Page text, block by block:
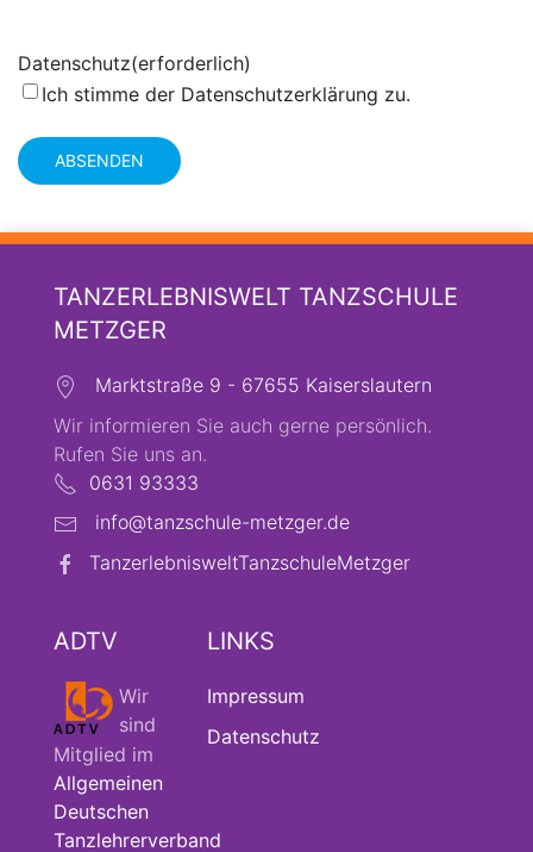
Datenschutz(erforderlich)
Ich stimme der Datenschutzerklärung zu.
TANZERLEBNISWELT TANZSCHULE
METZGER
Marktstraße 9 - 67655 Kaiserslautern
Wir informieren Sie auch gerne persönlich.
Rufen Sie uns an.
0631 93333
info@tanzschule-metzger.de
TanzerlebnisweltTanzschuleMetzger
ADTV
Wir
sind
Mitglied im
Allgemeinen
Deutschen
Tanzlehrerverband
LINKS
Impressum
Datenschutz